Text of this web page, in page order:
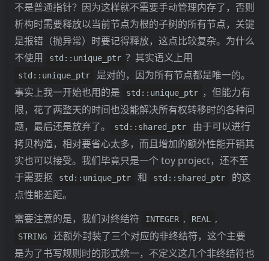
<std ::string>
IF
<std::string>
IN
<std:: string>
IS
<std:: string>
LOOP
<std::string>
MOD
<std::string>
NOT
std ::string>
std::string>
OR
<std::string>
OUT
<std::string>
PROCEDURE
std::string>
READ
<std ::string>
RECORD
<std ::string >
RETURN
<std
<
::string >
<std ::string>
VAR
<std::string>
WHILE
<std::string> WRITE
< SPtr <Body>> body
<SPtr<Decls>>
SPtr <VarDecls >>
var_decls
SPtr VarDecl
var_decl
<SPtr<TypeDecls>>
type_decls
<SPtr<TypeDecl>>
type_decl
SPtr<ProcDecls
proc_decls
SPtr<ProcDecl>>
proc_decl
<SPtr <FormalParams>>
formal_params
<SPtr <FormalParam>>
formal_param
<
<SPtr
<SPtr <Components>>
<SPtr <Component >>
component
<SPtr<Ids>>
ids
<SPtr<Id>> id
不是普通指针？因为这样就不需要手动管理内存了，否则
析构时需要释放以当前节点为根的子树的所有节点，关键
是报错（抛异常）时要记得释放，这点比较复杂。为什么
不使用
std::unique_ptr ？其实语义上用
std::unique_ptr
是对的，因为所有节点都是唯一的。
事实上我一开始也用的是
std::unique_ptr
，但能力有
限，花了两整天的时间也没能解决所有权转移时的各种问
题，最后还是放弃了。
std::shared_ptr
由于可以进行
拷贝构造，相对要省心太多，而且增加的额外性能开销其
实也可以接受。我们毕竟只是一个 toy project，还不至
于需要抠
std::unique_ptr 和 std::shared_ptr
的这
点性能差距。
需要注意的是，我们对终结符
INTEGER , REAL ,
STRING
还额外封装了三个对应的非终结符，这个主要
是为了书写规则时的形式统一，不定义这几个非终结符也